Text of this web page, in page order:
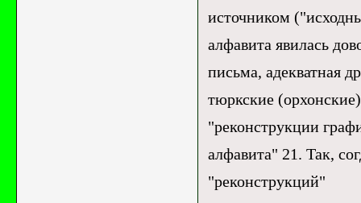
источником
алфавита явилась
письма, адекватная
тюркские
"реконструкции
алфавита" 21. Так,
"реконструкций"